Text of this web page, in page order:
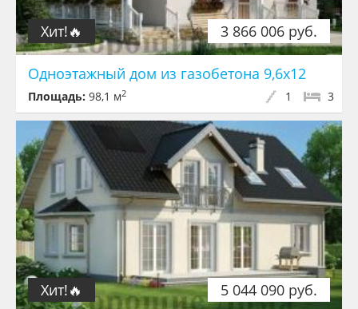
3 866 006 руб.
Хит!🔥
Одноэтажный дом из газобетона 9,6x12
Площадь: 98,1 м2 3
1
5 044 090 руб.
Хит!🔥